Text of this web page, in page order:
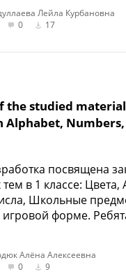
Лейла Курбановна
0 17
the studied
Alphabet, Numbers,
посвящена
в 1 классе: Цвета,
Школьные
игровой форме.
Алёна Алексеевна
0 9